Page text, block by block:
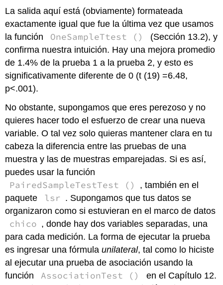
La salida aquí está (obviamente) formateada
exactamente igual que fue la última vez que usamos
la función
OneSampleTtest ()
(Sección 13.2), y
confirma nuestra intuición. Hay una mejora promedio
de 1.4% de la prueba 1 a la prueba 2, y esto es
significativamente diferente de 0 (t (19) =6.48,
p<.001).
No obstante, supongamos que eres perezoso y no
quieres hacer todo el esfuerzo de crear una nueva
variable. O tal vez solo quieras mantener clara en tu
cabeza la diferencia entre las pruebas de una
muestra y las de muestras emparejadas. Si es así,
puedes usar la función
PairedSampleTestTest ()
, también en el
paquete
lsr . Supongamos que tus datos se
organizaron como si estuvieran en el marco de datos
chico , donde hay dos variables separadas, una
para cada medición. La forma de ejecutar la prueba
es ingresar una fórmulaunilateral, tal como lo hiciste
al ejecutar una prueba de asociación usando la
función
AssociationTest ()
en el Capítulo 12.